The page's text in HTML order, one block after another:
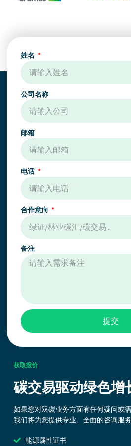
姓名
公司名称
邮箱
电话
合作意向
备注
提交
获取报价
碳交易驱动绿色增
如果您对双碳业务方面有任何疑问或
我们将为您提供专业、全面的咨询服务
能源属性证书